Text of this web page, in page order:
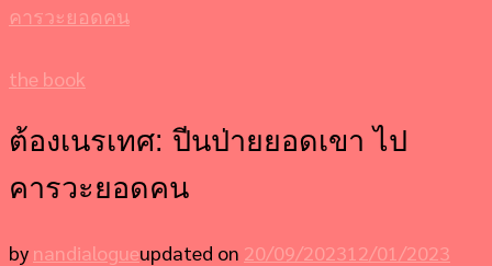
คารวะยอดคน
the book
ต้องเนรเทศ: ปีนป่ายยอดเขา ไป
คารวะยอดคน
by nandialogueupdated on 20/09/202312/01/2023